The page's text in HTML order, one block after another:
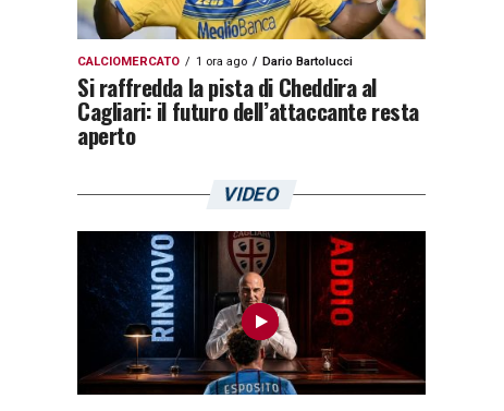
CALCIOMERCATO 1 ora ago Dario Bartolucci
Si raffredda la pista di Cheddira al
Cagliari: il futuro dell’attaccante resta
aperto
VIDEO